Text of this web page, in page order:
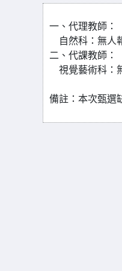
一、代理教師 ：
自然科：無人
二、代課教師 ：
視覺藝術科：
備註：本次甄選